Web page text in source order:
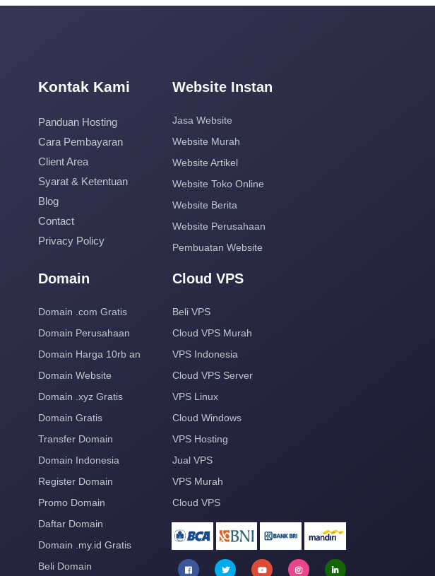
Kontak Kami
Panduan Hosting
Cara Pembayaran
Client Area
Syarat & Ketentuan
Blog
Contact
Privacy Policy
Website Instan
Jasa Website
Website Murah
Website Artikel
Website Toko Online
Website Berita
Website Perusahaan
Pembuatan Website
Domain
Domain .com Gratis
Domain Perusahaan
Domain Harga 10rb an
Domain Website
Domain .xyz Gratis
Domain Gratis
Transfer Domain
Domain Indonesia
Register Domain
Promo Domain
Daftar Domain
Domain .my.id Gratis
Beli Domain
Cloud VPS
Beli VPS
Cloud VPS Murah
VPS Indonesia
Cloud VPS Server
VPS Linux
Cloud Windows
VPS Hosting
Jual VPS
VPS Murah
Cloud VPS